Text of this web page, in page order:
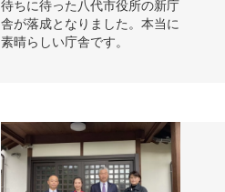
待ちに待った八代市役所の新庁
舎が落成となりました。本当に
素晴らしい庁舎です。